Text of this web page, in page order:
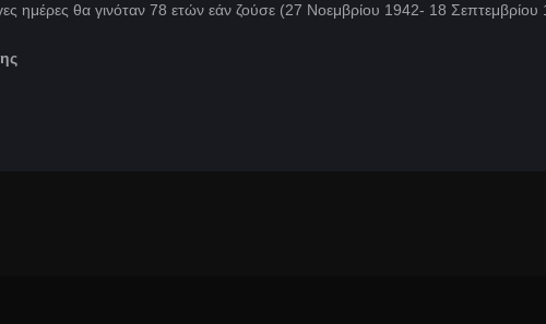
ημέρες θα γινόταν 78 ετών εάν ζούσε (27 Νοεμβρίου 1942- 18 Σεπτεμβρίου